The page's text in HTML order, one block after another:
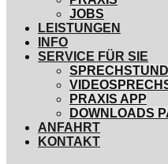
JOBS
LEISTUNGEN
INFO
SERVICE FÜR SIE
PRAXIS APP
DOWNLOADS
ANFAHRT
KONTAKT